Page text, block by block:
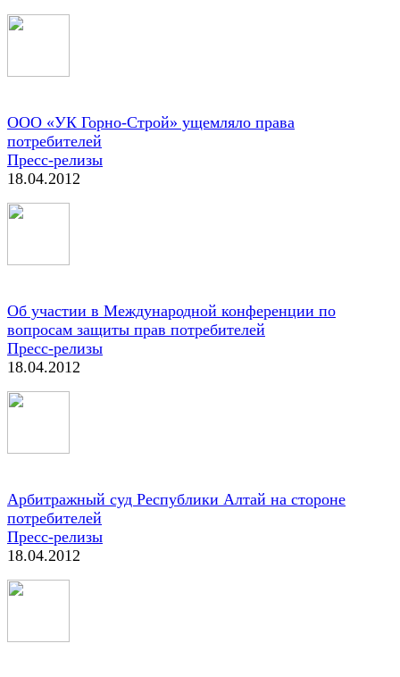
ООО «УК Горно-Строй» ущемляло права
потребителей
Пресс-релизы
18.04.2012
Об участии в Международной конференции по
вопросам защиты прав потребителей
Пресс-релизы
18.04.2012
Арбитражный суд Республики Алтай на стороне
потребителей
Пресс-релизы
18.04.2012